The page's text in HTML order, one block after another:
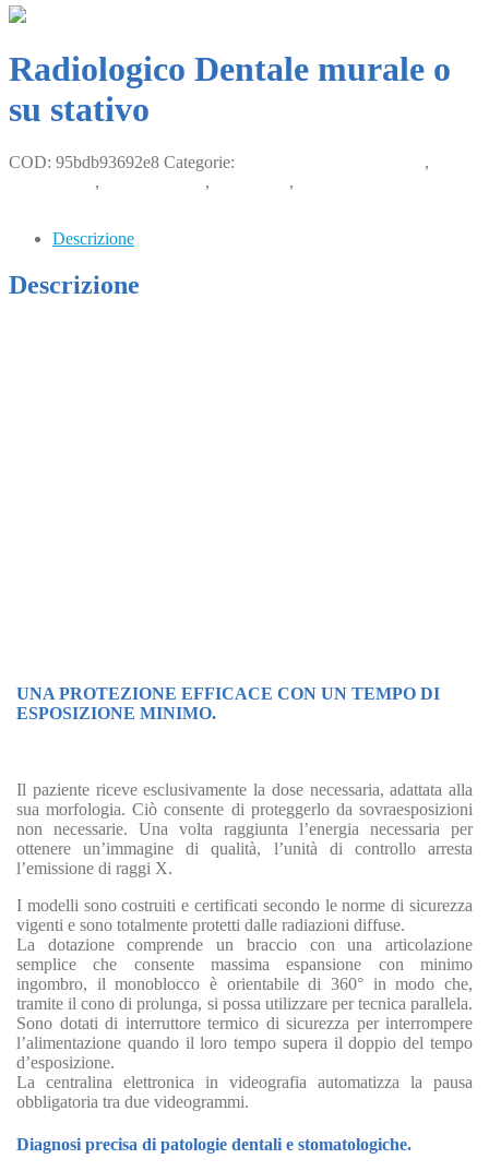
Radiologico Dentale murale o
su stativo
COD: 95bdb93692e8 Categorie:
,
, , ,
Descrizione
Descrizione
UNA PROTEZIONE EFFICACE CON UN TEMPO DI
ESPOSIZIONE MINIMO.
Il paziente riceve esclusivamente la dose necessaria, adattata alla
sua morfologia. Ciò consente di proteggerlo da sovraesposizioni
non necessarie. Una volta raggiunta l’energia necessaria per
ottenere un’immagine di qualità, l’unità di controllo arresta
l’emissione di raggi X.
I modelli sono costruiti e certificati secondo le norme di sicurezza
vigenti e sono totalmente protetti dalle radiazioni diffuse.
La dotazione comprende un braccio con una articolazione
semplice che consente massima espansione con minimo
ingombro, il monoblocco è orientabile di 360° in modo che,
tramite il cono di prolunga, si possa utilizzare per tecnica parallela.
Sono dotati di interruttore termico di sicurezza per interrompere
l’alimentazione quando il loro tempo supera il doppio del tempo
d’esposizione.
La centralina elettronica in videografia automatizza la pausa
obbligatoria tra due videogrammi.
Diagnosi precisa di patologie dentali e stomatologiche.